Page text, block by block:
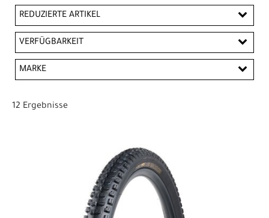
CHF
REDUZIERTE ARTIKEL
Reduzierte Artikel
VERFÜGBARKEIT
MARKE
12 Ergebnisse